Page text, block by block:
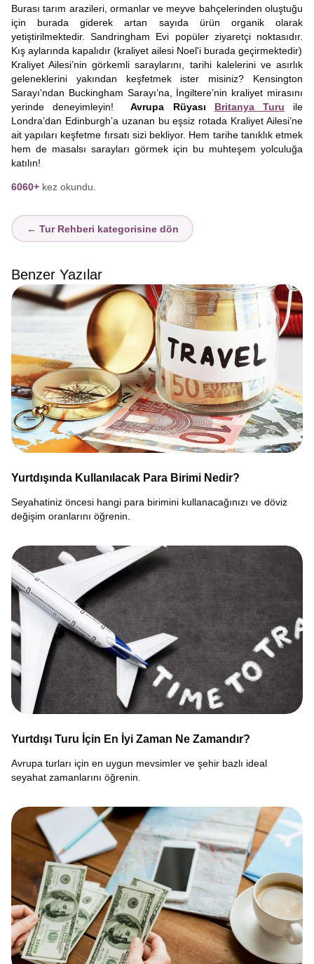
Burası tarım arazileri, ormanlar ve meyve bahçelerinden oluştuğu
için burada giderek artan sayıda ürün organik olarak
yetiştirilmektedir. Sandringham Evi popüler ziyaretçi noktasıdır.
Kış aylarında kapalıdır (kraliyet ailesi Noel'i burada geçirmektedir)
Kraliyet Ailesi’nin görkemli saraylarını, tarihi kalelerini ve asırlık
geleneklerini yakından keşfetmek ister misiniz? Kensington
Sarayı'ndan Buckingham Sarayı’na, İngiltere’nin kraliyet mirasını
yerinde deneyimleyin!Avrupa Rüyası Britanya Turu ile
Londra’dan Edinburgh’a uzanan bu eşsiz rotada Kraliyet Ailesi’ne
ait yapıları keşfetme fırsatı sizi bekliyor. Hem tarihe tanıklık etmek
hem de masalsı sarayları görmek için bu muhteşem yolculuğa
katılın!
6060+ kez okundu.
← Tur Rehberi kategorisine dön
Benzer Yazılar
Yurtdışında Kullanılacak Para Birimi Nedir?
Seyahatiniz öncesi hangi para birimini kullanacağınızı ve döviz
değişim oranlarını öğrenin.
Yurtdışı Turu İçin En İyi Zaman Ne Zamandır?
Avrupa turları için en uygun mevsimler ve şehir bazlı ideal
seyahat zamanlarını öğrenin.